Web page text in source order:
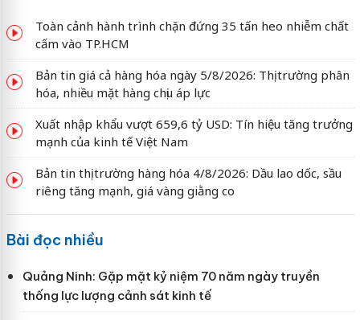
Toàn cảnh hành trình chặn đứng 35 tấn heo nhiễm chất
cấm vào TP.HCM
Bản tin giá cả hàng hóa ngày 5/8/2026: Thị trường phân
hóa, nhiều mặt hàng chịu áp lực
Xuất nhập khẩu vượt 659,6 tỷ USD: Tín hiệu tăng trưởng
mạnh của kinh tế Việt Nam
Bản tin thị trường hàng hóa 4/8/2026: Dầu lao dốc, sầu
riêng tăng mạnh, giá vàng giằng co
Bài đọc nhiều
Quảng Ninh: Gặp mặt kỷ niệm 70 năm ngày truyền
thống lực lượng cảnh sát kinh tế